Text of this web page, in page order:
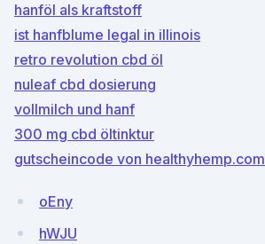
hanföl als kraftstoff
ist hanfblume legal in illinois
retro revolution cbd öl
nuleaf cbd dosierung
vollmilch und hanf
300 mg cbd öltinktur
gutscheincode von healthyhemp.com
oEny
hWJU